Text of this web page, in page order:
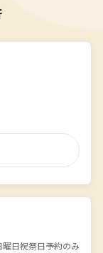
日祝祭日予約のみ